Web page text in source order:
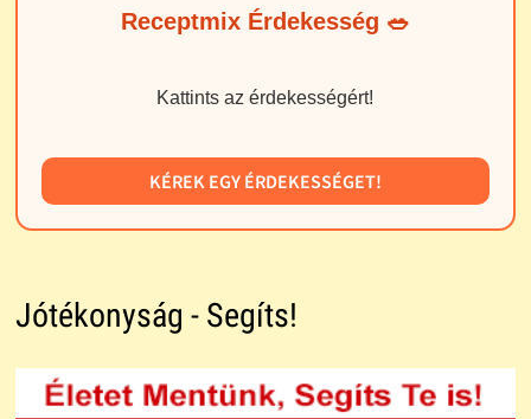
Receptmix Érdekesség 🥗
Kattints az érdekességért!
KÉREK EGY ÉRDEKESSÉGET!
Jótékonyság - Segíts!